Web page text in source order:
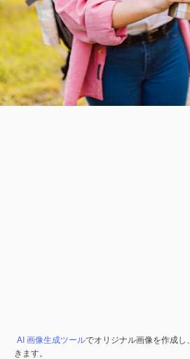
AI 画像生成ツールでオリジナル画像を作成し、
きます。